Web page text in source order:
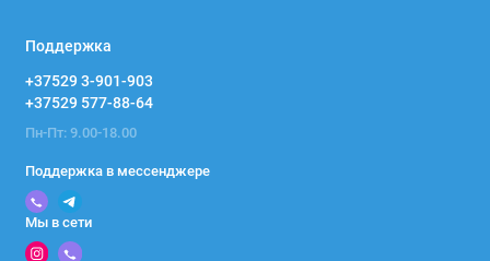
Поддержка
+37529 3-901-903
+37529 577-88-64
Пн-Пт: 9.00-18.00
Поддержка в мессенджере
Мы в сети